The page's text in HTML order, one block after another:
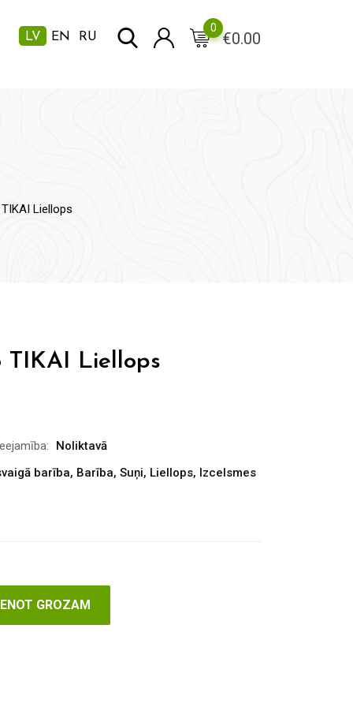
LV EN RU €0.00
0
Liellops
TIKAI Liellops
Noliktavā
barība, Barība, Suņi, Liellops, Izcelsmes
GROZAM